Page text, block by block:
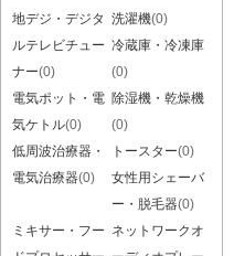
地デジ・デジタ
ルテレビチュー
ナー(0)
洗濯機(0)
冷蔵庫・冷凍庫
(0)
電気ポット・電
気ケトル(0)
除湿機・乾燥機
(0)
低周波治療器・
電気治療器(0)
トースター(0)
女性用シェーバ
ー・脱毛器(0)
ミキサー・フー ネットワークオ